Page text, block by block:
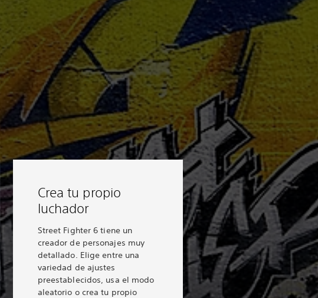
Crea tu propio
luchador
Street Fighter 6 tiene un
creador de personajes muy
detallado. Elige entre una
variedad de ajustes
preestablecidos, usa el modo
aleatorio o crea tu propio